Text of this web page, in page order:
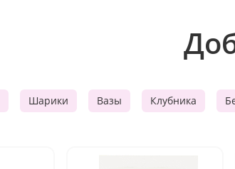
Шарики Вазы Клубника